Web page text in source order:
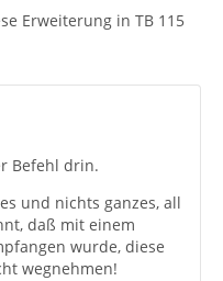
Erweiterung in TB 115
Befehl drin.
und nichts ganzes, all
daß mit einem
wurde, diese
wegnehmen!